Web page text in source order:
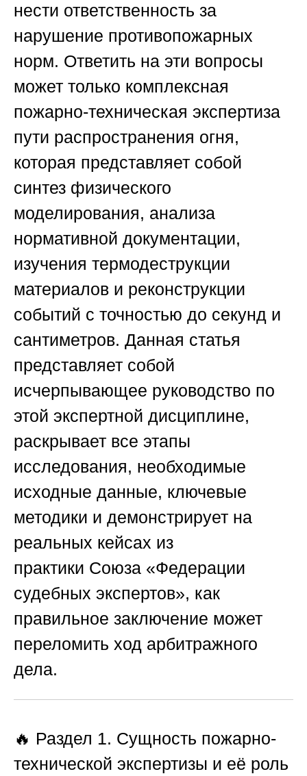
нести ответственность за
нарушение противопожарных
норм. Ответить на эти вопросы
может только комплексная
пожарно-техническая экспертиза
пути распространения огня,
которая представляет собой
синтез физического
моделирования, анализа
нормативной документации,
изучения термодеструкции
материалов и реконструкции
событий с точностью до секунд и
сантиметров. Данная статья
представляет собой
исчерпывающее руководство по
этой экспертной дисциплине,
раскрывает все этапы
исследования, необходимые
исходные данные, ключевые
методики и демонстрирует на
реальных кейсах из
практики Союза «Федерации
судебных экспертов», как
правильное заключение может
переломить ход арбитражного
дела.
🔥 Раздел 1. Сущность пожарно-
технической экспертизы и её роль